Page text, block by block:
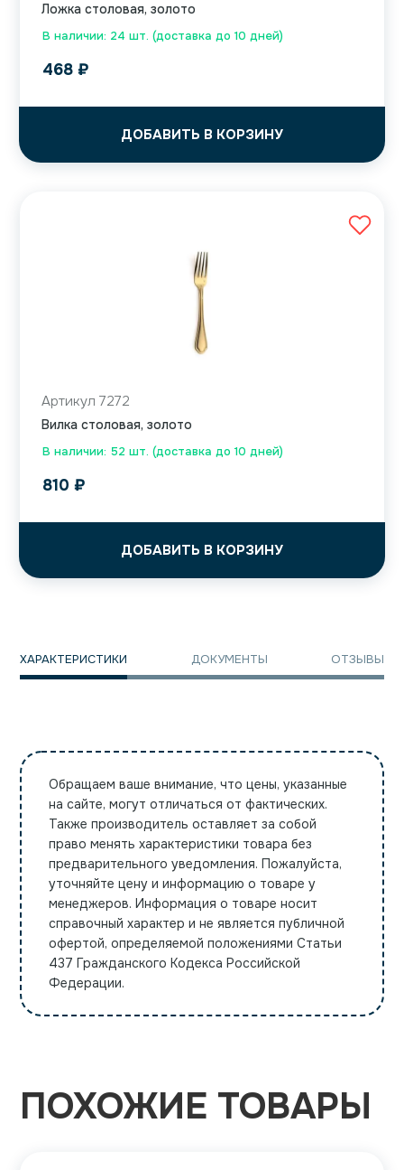
В наличии: 24 шт. (доставка до 10 дней)
Ложка столовая, золото
468 ₽
ДОБАВИТЬ В КОРЗИНУ
В наличии: 52 шт. (доставка до 10 дней)
Артикул 7272
Вилка столовая, золото
810 ₽
ДОБАВИТЬ В КОРЗИНУ
ХАРАКТЕРИСТИКИ ДОКУМЕНТЫ ОТЗЫВЫ
Обращаем ваше внимание, что цены, указанные
на сайте, могут отличаться от фактических.
Также производитель оставляет за собой
право менять характеристики товара без
предварительного уведомления. Пожалуйста,
уточняйте цену и информацию о товаре у
менеджеров. Информация о товаре носит
справочный характер и не является публичной
офертой, определяемой положениями Статьи
437 Гражданского Кодекса Российской
Федерации.
ПОХОЖИЕ ТОВАРЫ